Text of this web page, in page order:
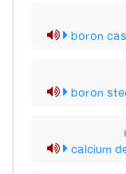
boron
boron
calcium